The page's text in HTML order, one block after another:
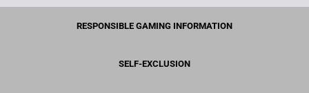
RESPONSIBLE GAMING INFORMATION
SELF-EXCLUSION